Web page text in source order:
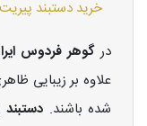
خرید دستبند
در گوهر فردوس
علاوه بر زیبایی
شده باشند.